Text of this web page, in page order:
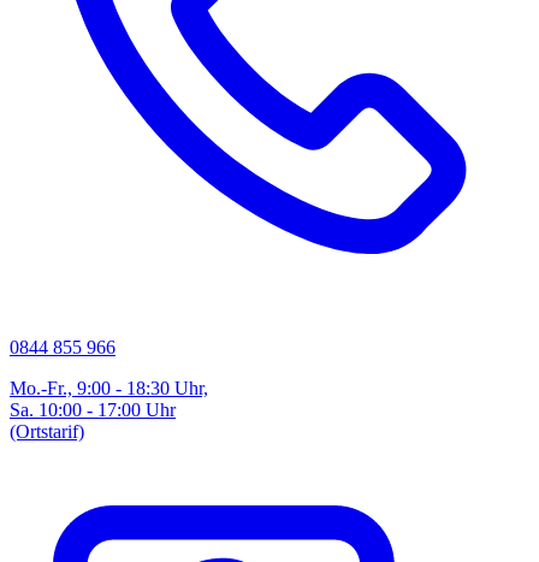
0844 855 966
Mo.-Fr., 9:00 - 18:30 Uhr,
Sa. 10:00 - 17:00 Uhr
(Ortstarif)